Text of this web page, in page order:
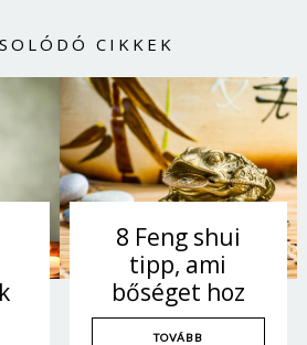
CIKKEK
8 Feng shui
tipp, ami
bőséget hoz
TOVÁBB